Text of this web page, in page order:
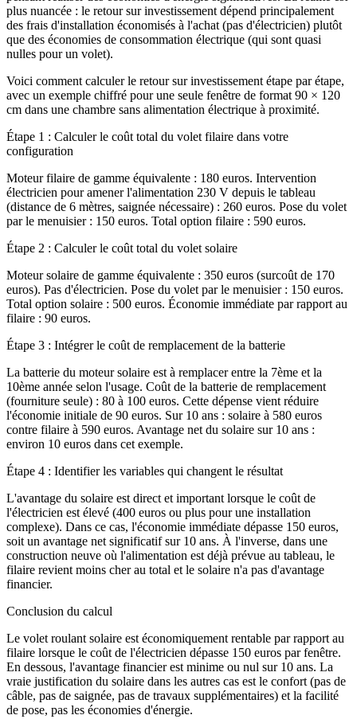
plus nuancée : le retour sur investissement dépend principalement
des frais d'installation économisés à l'achat (pas d'électricien) plutôt
que des économies de consommation électrique (qui sont quasi
nulles pour un volet).
Voici comment calculer le retour sur investissement étape par étape,
avec un exemple chiffré pour une seule fenêtre de format 90 × 120
cm dans une chambre sans alimentation électrique à proximité.
Étape 1 : Calculer le coût total du volet filaire dans votre
configuration
Moteur filaire de gamme équivalente : 180 euros. Intervention
électricien pour amener l'alimentation 230 V depuis le tableau
(distance de 6 mètres, saignée nécessaire) : 260 euros. Pose du volet
par le menuisier : 150 euros. Total option filaire : 590 euros.
Étape 2 : Calculer le coût total du volet solaire
Moteur solaire de gamme équivalente : 350 euros (surcoût de 170
euros). Pas d'électricien. Pose du volet par le menuisier : 150 euros.
Total option solaire : 500 euros. Économie immédiate par rapport au
filaire : 90 euros.
Étape 3 : Intégrer le coût de remplacement de la batterie
La batterie du moteur solaire est à remplacer entre la 7ème et la
10ème année selon l'usage. Coût de la batterie de remplacement
(fourniture seule) : 80 à 100 euros. Cette dépense vient réduire
l'économie initiale de 90 euros. Sur 10 ans : solaire à 580 euros
contre filaire à 590 euros. Avantage net du solaire sur 10 ans :
environ 10 euros dans cet exemple.
Étape 4 : Identifier les variables qui changent le résultat
L'avantage du solaire est direct et important lorsque le coût de
l'électricien est élevé (400 euros ou plus pour une installation
complexe). Dans ce cas, l'économie immédiate dépasse 150 euros,
soit un avantage net significatif sur 10 ans. À l'inverse, dans une
construction neuve où l'alimentation est déjà prévue au tableau, le
filaire revient moins cher au total et le solaire n'a pas d'avantage
financier.
Conclusion du calcul
Le volet roulant solaire est économiquement rentable par rapport au
filaire lorsque le coût de l'électricien dépasse 150 euros par fenêtre.
En dessous, l'avantage financier est minime ou nul sur 10 ans. La
vraie justification du solaire dans les autres cas est le confort (pas de
câble, pas de saignée, pas de travaux supplémentaires) et la facilité
de pose, pas les économies d'énergie.